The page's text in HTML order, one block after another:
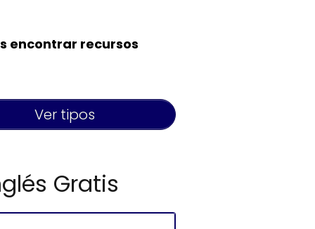
encontrar recursos
Ver tipos
Gratis